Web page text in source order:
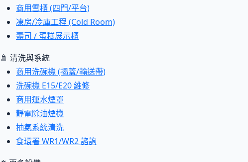
商用雪櫃 (四門/平台)
凍房/冷庫工程 (Cold Room)
壽司 / 蛋糕展示櫃
🚿 清洗與系統
商用洗碗機 (揭蓋/輸送帶)
洗碗機 E15/E20 維修
商用運水煙罩
靜電除油煙機
抽氣系統清洗
食環署 WR1/WR2 諮詢